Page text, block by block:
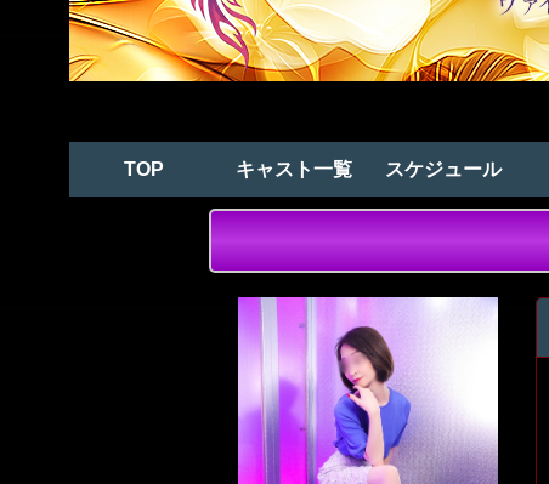
TOP キャスト一覧 スケジュール